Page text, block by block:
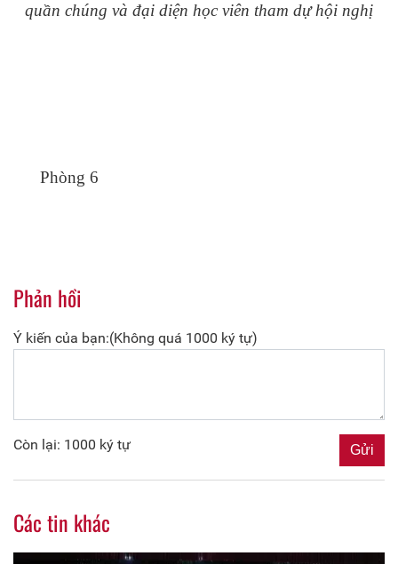
quần chúng và đại diện học viên tham dự hội nghị
Phòng 6
Phản hồi
Ý kiến của bạn:(Không quá 1000 ký tự)
Còn lại: 1000 ký tự
Các tin khác